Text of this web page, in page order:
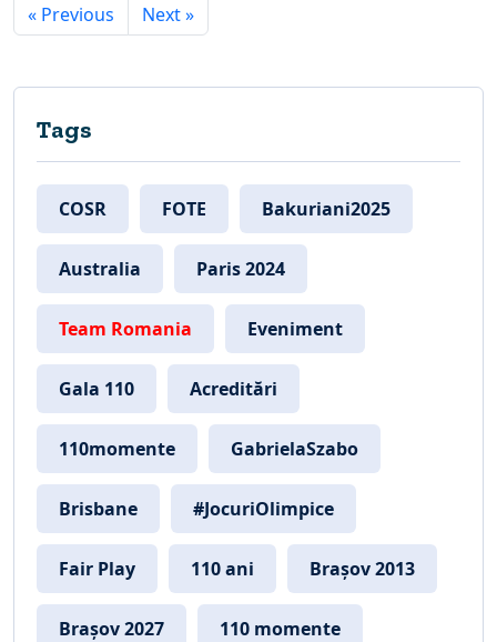
« Previous Next »
Tags
COSR FOTE Bakuriani2025
Australia Paris 2024
Team Romania Eveniment
Gala 110 Acreditări
110momente GabrielaSzabo
Brisbane #JocuriOlimpice
Fair Play 110 ani Brașov 2013
Brașov 2027 110 momente